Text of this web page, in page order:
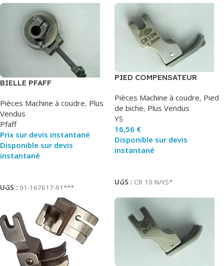
BIELLE PFAFF
Pièces Machine à coudre, Plus
Vendus
Pfaff
Prix sur devis instantané
Disponible sur devis
instantané
UGS : 91-167617-91***
PIED COMPENSATEUR
Pièces Machine à coudre, Pied
de biche, Plus Vendus
YS
16,56 €
Disponible sur devis
instantané
UGS : CR 10 N/YS*